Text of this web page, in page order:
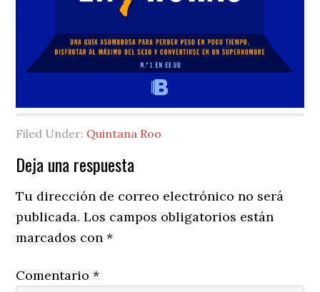
Filed Under: Quintana Roo
Reader
Interactions
Deja una respuesta
Tu dirección de correo electrónico no será
publicada. Los campos obligatorios están
marcados con*
Comentario*